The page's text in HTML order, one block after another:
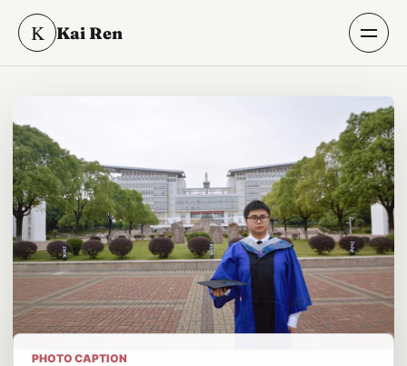
K Kai Ren
PHOTO CAPTION